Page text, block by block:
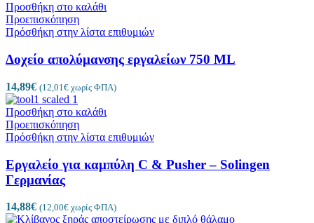
Προσθήκη στο καλάθι
Προεπισκόπηση
Πρόσθήκη στην λίστα επιθυμιών
Δοχείο απολύμανσης εργαλείων 750 ML
14,89€ (12,01 € χωρίς ΦΠΑ)
Προσθήκη στο καλάθι
Προεπισκόπηση
Πρόσθήκη στην λίστα επιθυμιών
Εργαλείο για καμπύλη C & Pusher – Solingen
Γερμανίας
14,88€ (12,00€ χωρίς ΦΠΑ)